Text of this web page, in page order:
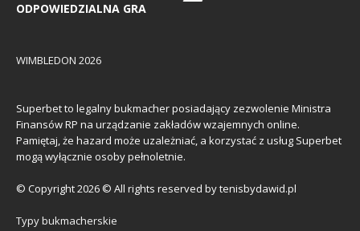
ODPOWIEDZIALNA GRA
WIMBLEDON 2026
Superbet to legalny bukmacher posiadający zezwolenie Ministra
Finansów RP na urządzanie zakładów wzajemnych online.
Pamiętaj, że hazard może uzależniać, a korzystać z usług Superbet
mogą wyłącznie osoby pełnoletnie.
© Copyright 2026 © All rights reserved by tenisbydawid.pl
Typy bukmacherskie